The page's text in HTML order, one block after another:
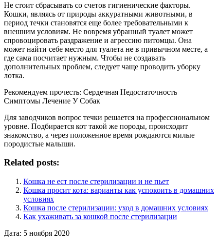
Не стоит сбрасывать со счетов гигиенические факторы.
Кошки, являясь от природы аккуратными животными, в
период течки становятся еще более требовательными к
внешним условиям. Не вовремя убранный туалет может
спровоцировать раздражение и агрессию питомцы. Она
может найти себе место для туалета не в привычном месте, а
где сама посчитает нужным. Чтобы не создавать
дополнительных проблем, следует чаще проводить уборку
лотка.
Рекомендуем прочесть: Сердечная Недостаточность
Симптомы Лечение У Собак
Для заводчиков вопрос течки решается на профессиональном
уровне. Подбирается кот такой же породы, происходит
знакомство, а через положенное время рождаются милые
породистые малыши.
Related posts:
Кошка не ест после стерилизации и не пьет
Кошка просит кота: варианты как успокоить в домашних
условиях
Кошка после стерилизации: уход в домашних условиях
Как ухаживать за кошкой после стерилизации
Дата: 5 ноября 2020